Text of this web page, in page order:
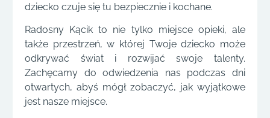
dziecko czuje się tu bezpiecznie i kochane.
Radosny Kącik to nie tylko miejsce opieki, ale
także przestrzeń, w której Twoje dziecko może
odkrywać świat i rozwijać swoje talenty.
Zachęcamy do odwiedzenia nas podczas dni
otwartych, abyś mógł zobaczyć, jak wyjątkowe
jest nasze miejsce.